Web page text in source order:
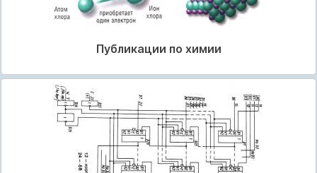
Публикации по химии